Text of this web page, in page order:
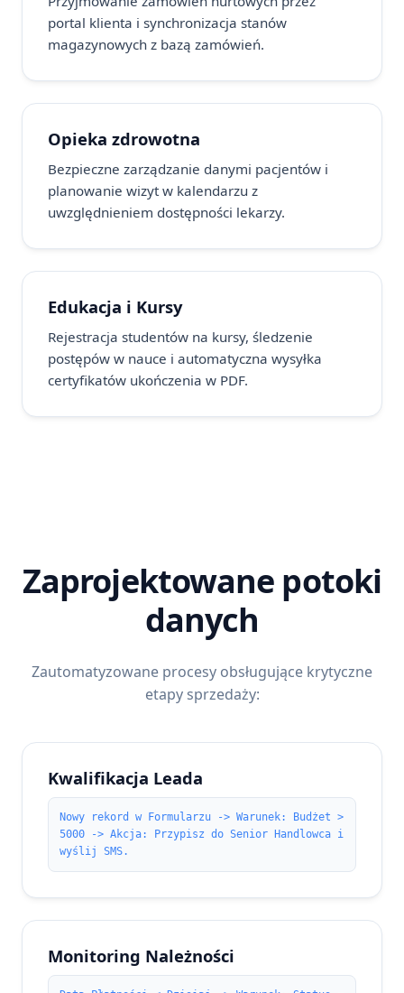
portal klienta i synchronizacja stanów
magazynowych z bazą zamówień.
Opieka zdrowotna
Bezpieczne zarządzanie danymi pacjentów i
planowanie wizyt w kalendarzu z
uwzględnieniem dostępności lekarzy.
Edukacja i Kursy
Rejestracja studentów na kursy, śledzenie
postępów w nauce i automatyczna wysyłka
certyfikatów ukończenia w PDF.
Zaprojektowane potoki
danych
Zautomatyzowane procesy obsługujące krytyczne
etapy sprzedaży:
Kwalifikacja Leada
Nowy rekord w Formularzu -> Warunek: Budżet >
5000 -> Akcja: Przypisz do Senior Handlowca i
wyślij SMS.
Monitoring Należności